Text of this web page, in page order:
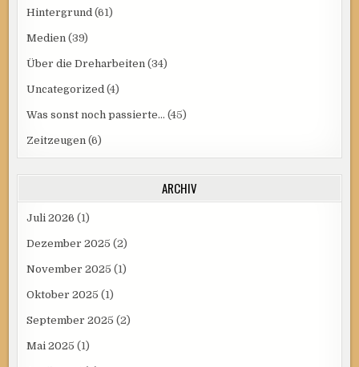
Hintergrund (61)
Medien (39)
Über die Dreharbeiten (34)
Uncategorized (4)
Was sonst noch passierte… (45)
Zeitzeugen (6)
ARCHIV
Juli 2026 (1)
Dezember 2025 (2)
November 2025 (1)
Oktober 2025 (1)
September 2025 (2)
Mai 2025 (1)